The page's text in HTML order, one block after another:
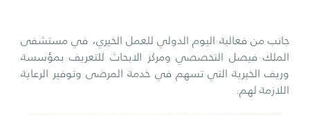
جانب من فعالية اليوم الدولي للعمل الخيري، في مستشفى
الملك فيصل التخصصي ومركز الابحاث للتعريف بمؤسسة
وريف الخيرية التي تسهم في خدمة المرضى وتوفير الرعاية
اللازمة لهم.